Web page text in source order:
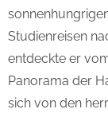
Studienreisen
entdeckte er
Panorama der
sich von den